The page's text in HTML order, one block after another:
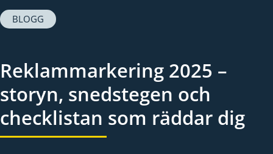
Våra tjänster
Dina utmaningar
Om oss
BLOGG
Reklammarkering 2025 –
storyn, snedstegen och
checklistan som räddar dig